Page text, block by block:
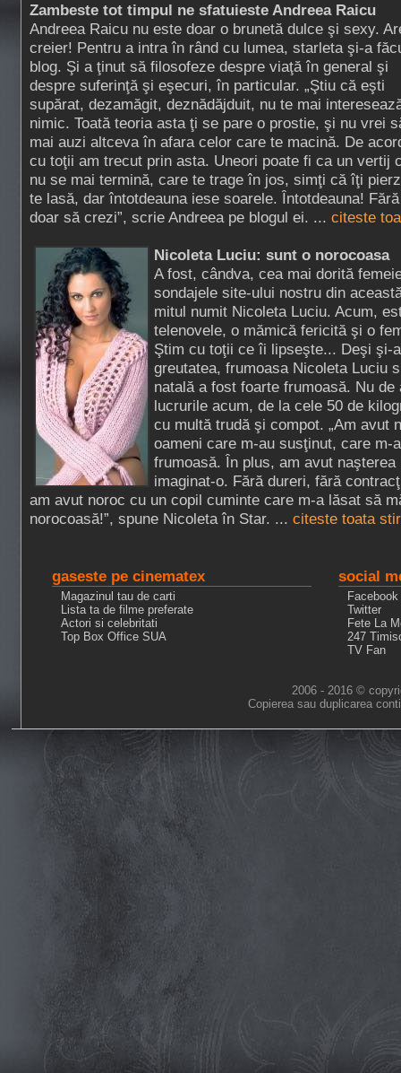
Zambeste tot timpul ne sfatuieste Andreea Raicu
Andreea Raicu nu este doar o brunetă dulce şi sexy.
creier! Pentru a intra în rând cu lumea, starleta şi-a
blog. Şi a ţinut să filosofeze despre viaţă în general şi
despre suferinţă şi eşecuri, în particular. „Ştiu că eşti
supărat, dezamăgit, deznădăjduit, nu te mai
nimic. Toată teoria asta ţi se pare o prostie, şi nu vrei
mai auzi altceva în afara celor care te macină. De
cu toţii am trecut prin asta. Uneori poate fi ca un vertij
nu se mai termină, care te trage în jos, simţi că îţi
te lasă, dar întotdeauna iese soarele. Întotdeauna!
doar să crezi”, scrie Andreea pe blogul ei. ... citeste
Nicoleta Luciu: sunt o norocoasa
A fost, cândva, cea mai dorită
sondajele site-ului nostru din
mitul numit Nicoleta Luciu. Acum,
telenovele, o mămică fericită şi o
Ştim cu toţii ce îi lipseşte... Deşi şi-
greutatea, frumoasa Nicoleta Luciu
natală a fost foarte frumoasă. Nu
lucrurile acum, de la cele 50 de
cu multă trudă şi compot. „Am avut
oameni care m-au susţinut, care m-
frumoasă. În plus, am avut naşterea
imaginat-o. Fără dureri, fără
am avut noroc cu un copil cuminte care m-a lăsat să
norocoasă!”, spune Nicoleta în Star. ... citeste toata
gaseste pe cinematex
Magazinul tau de carti
Lista ta de filme preferate
Actori si celebritati
Top Box Office SUA
social
Facebook
Twitter
Fete La
247
TV Fan
2006 - 2016 ©
Copierea sau duplicarea